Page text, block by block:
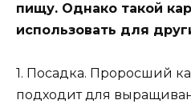
пищу. Однако такой
использовать для
1. Посадка. Проросший
подходит для